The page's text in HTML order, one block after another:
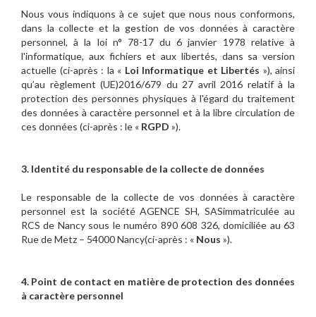
Nous vous indiquons à ce sujet que nous nous conformons,
dans la collecte et la gestion de vos données à caractère
personnel, à la loi n° 78-17 du 6 janvier 1978 relative à
l'informatique, aux fichiers et aux libertés, dans sa version
actuelle (ci-après : la « Loi Informatique et Libertés »), ainsi
qu’au règlement (UE)2016/679 du 27 avril 2016 relatif à la
protection des personnes physiques à l'égard du traitement
des données à caractère personnel et à la libre circulation de
ces données (ci-après : le « RGPD »).
3. Identité du responsable de la collecte de données
Le responsable de la collecte de vos données à caractère
personnel est la société AGENCE SH, SASimmatriculée au
RCS de Nancy sous le numéro 890 608 326, domiciliée au 63
Rue de Metz – 54000 Nancy(ci-après : « Nous »).
4. Point de contact en matière de protection des données
à caractère personnel